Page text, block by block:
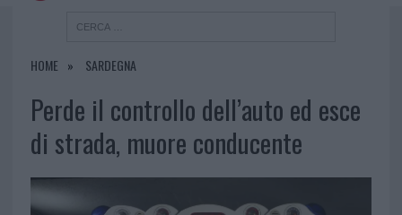
HOME SARDEGNA
Perde il controllo dell’auto ed esce
di strada, muore conducente